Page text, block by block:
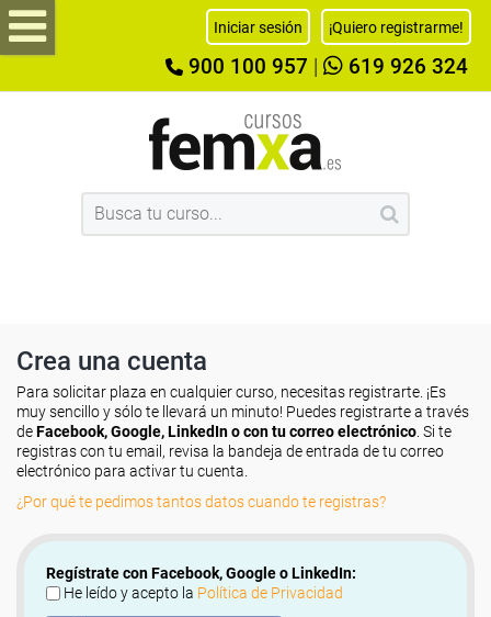
Iniciar sesión ¡Quiero registrarme!
900 100 957 619 926 324
Crea una cuenta
Para solicitar plaza en cualquier curso, necesitas registrarte. ¡Es
muy sencillo y sólo te llevará un minuto! Puedes registrarte a través
deFacebook, Google, LinkedIn o con tu correo electrónico . Si te
registras con tu email, revisa la bandeja de entrada de tu correo
electrónico para activar tu cuenta.
¿Por qué te pedimos tantos datos cuando te registras?
Regístrate con Facebook, Google o LinkedIn:
He leído y acepto la Política de Privacidad